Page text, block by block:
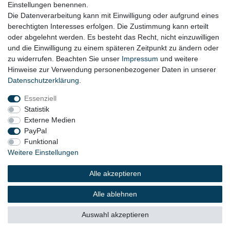
AGB
Widerrufsformular
KONTAKT
Tel.: 08031-23444-0
info@werkzeugfundgrube.de
© 2023 Copyright:Werkzeugfundgrube.de - Marco
Golshani e.K.
Einstellungen benennen.
Die Datenverarbeitung kann mit Einwilligung oder aufgrund eines
berechtigten Interesses erfolgen. Die Zustimmung kann erteilt
oder abgelehnt werden. Es besteht das Recht, nicht einzuwilligen
und die Einwilligung zu einem späteren Zeitpunkt zu ändern oder
zu widerrufen. Beachten Sie unser Impressum und weitere
Hinweise zur Verwendung personenbezogener Daten in unserer
Daten­schutz­erklärung
Essenziell
Statistik
Externe Medien
PayPal
Funktional
Weitere Einstellungen
Alle akzeptieren
Alle ablehnen
Auswahl akzeptieren